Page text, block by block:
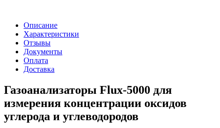
Описание
Характеристики
Отзывы
Документы
Оплата
Доставка
Газоанализаторы Flux-5000 для
измерения концентрации оксидов
углерода и углеводородов